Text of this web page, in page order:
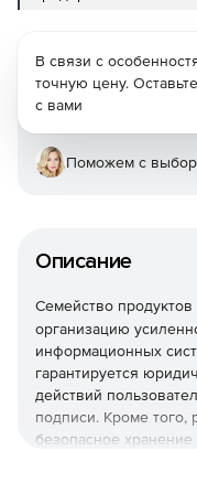
Описание
Семейство продуктов
организацию
информационных
гарантируется
действий
подписи. Кроме того,
безопасное
В связи с
точную цену.
с вами
Поможем с